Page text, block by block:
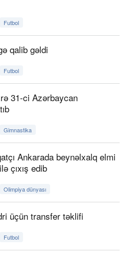
Futbol
qalib gəldi
Futbol
31-ci Azərbaycan
Gimnastika
Ankarada beynəlxalq elmi
çıxış edib
Olimpiya dünyası
üçün transfer təklifi
Futbol